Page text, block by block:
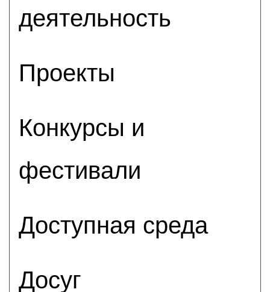
деятельность
Проекты
Конкурсы и
фестивали
Доступная среда
Досуг